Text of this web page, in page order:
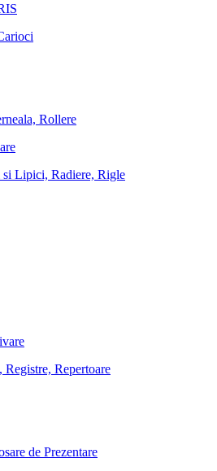
Rollere
Lipici, Radiere, Rigle
Registre, Repertoare
de Prezentare